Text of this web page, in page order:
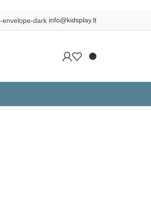
info@kidsplay.lt